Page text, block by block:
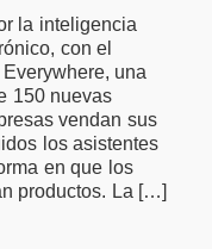
la inteligencia
con el
una
150 nuevas
vendan sus
los asistentes
en que los
productos. La […]